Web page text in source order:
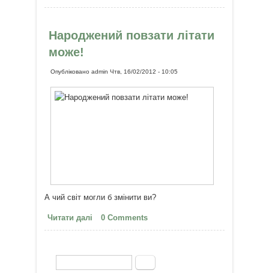
Народжений повзати літати
може!
Опублікованоadmin Чтв, 16/02/2012 - 10:05
А чий світ могли б змінити ви?
Читати далі про Народжений повзати літати
може!
0 Comments
Пошукова форма
Пошук